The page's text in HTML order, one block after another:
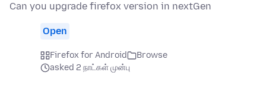
Can you upgrade firefox version in nextGen
Open
Firefox for Android
Browse
asked 2 நாட்கள் முன்பு